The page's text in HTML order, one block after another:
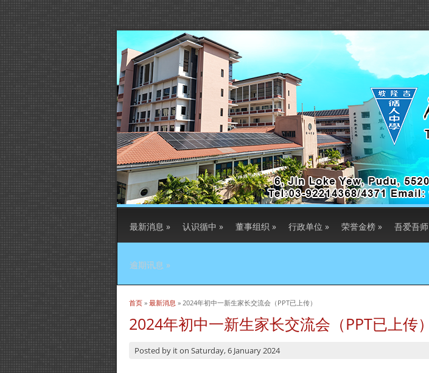
最新消息 » 认识循中 » 董事组织 » 行政单位 » 荣誉金榜 » 吾爱吾师
逾期讯息 »
当前位置
首页 » 最新消息 » 2024年初中一新生家长交流会（PPT已上传）
2024年初中一新生家长交流会（PPT已上传）
Posted by iton Saturday, 6 January 2024